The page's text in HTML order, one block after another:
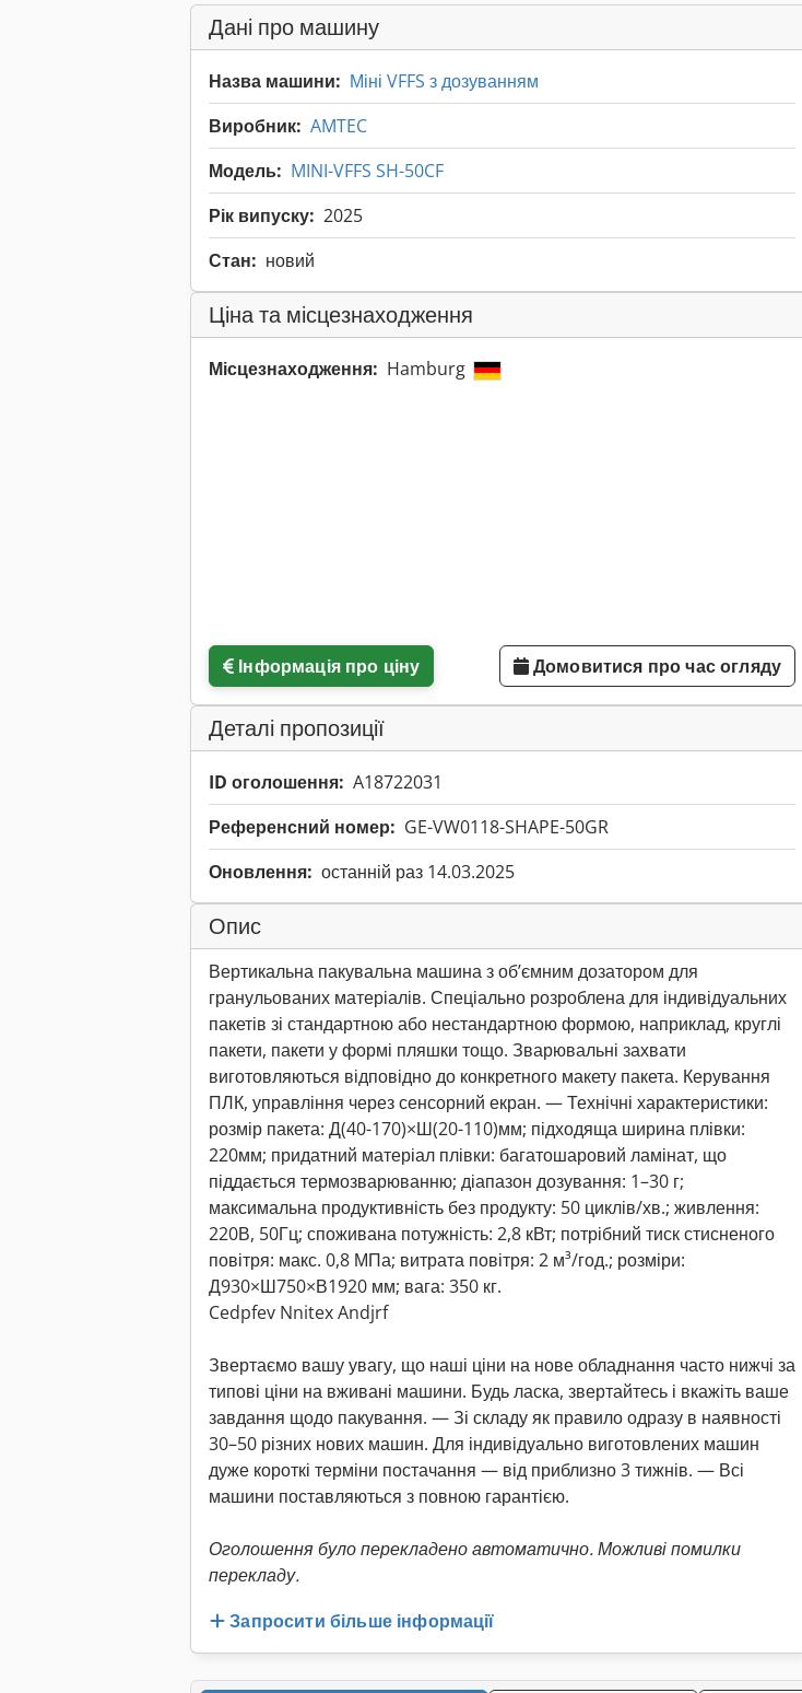
Дані про машину
Назва машини: Міні VFFS з дозуванням
Виробник: AMTEC
Модель: MINI-VFFS SH-50CF
Рік випуску: 2025
Стан: новий
Ціна та місцезнаходження
Місцезнаходження: Hamburg
Інформація про ціну Домовитися про час огляду
Деталі пропозиції
ID оголошення: A18722031
Референсний номер: GE-VW0118-SHAPE-50GR
Оновлення: останній раз 14.03.2025
Опис
Вертикальна пакувальна машина з об’ємним дозатором для
гранульованих матеріалів. Спеціально розроблена для індивідуальних
пакетів зі стандартною або нестандартною формою, наприклад, круглі
пакети, пакети у формі пляшки тощо. Зварювальні захвати
виготовляються відповідно до конкретного макету пакета. Керування
ПЛК, управління через сенсорний екран. — Технічні характеристики:
розмір пакета: Д(40-170)×Ш(20-110)мм; підходяща ширина плівки:
220мм; придатний матеріал плівки: багатошаровий ламінат, що
піддається термозварюванню; діапазон дозування: 1–30 г;
максимальна продуктивність без продукту: 50 циклів/хв.; живлення:
220В, 50Гц; споживана потужність: 2,8 кВт; потрібний тиск стисненого
повітря: макс. 0,8 МПа; витрата повітря: 2 м³/год.; розміри:
Д930×Ш750×В1920 мм; вага: 350 кг.
Cedpfev Nnitex Andjrf
Звертаємо вашу увагу, що наші ціни на нове обладнання часто нижчі за
типові ціни на вживані машини. Будь ласка, звертайтесь і вкажіть ваше
завдання щодо пакування. — Зі складу як правило одразу в наявності
30–50 різних нових машин. Для індивідуально виготовлених машин
дуже короткі терміни постачання — від приблизно 3 тижнів. — Всі
машини поставляються з повною гарантією.
Оголошення було перекладено автоматично. Можливі помилки
перекладу.
Запросити більше інформації